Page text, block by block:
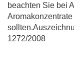
beachten Sie bei
1272/2008